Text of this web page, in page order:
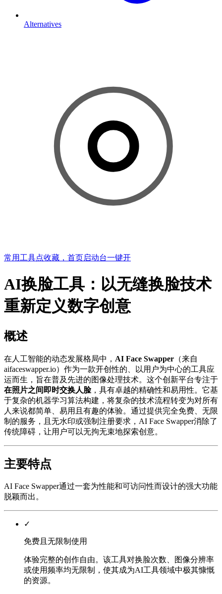
Alternatives
常用工具点收藏，首页启动台一键开
AI换脸工具：以无缝换脸技术
重新定义数字创意
概述
在人工智能的动态发展格局中， AI Face Swapper （来自
aifaceswapper.io）作为一款开创性的、以用户为中心的工具应
运而生，旨在普及先进的图像处理技术。这个创新平台专注于
在照片之间即时交换人脸，具有卓越的精确性和易用性。它基
于复杂的机器学习算法构建，将复杂的技术流程转变为对所有
人来说都简单、易用且有趣的体验。通过提供完全免费、无限
制的服务，且无水印或强制注册要求，AI Face Swapper消除了
传统障碍，让用户可以无拘无束地探索创意。
主要特点
AI Face Swapper通过一套为性能和可访问性而设计的强大功能
脱颖而出。
✓
免费且无限制使用
体验完整的创作自由。该工具对换脸次数、图像分辨率
或使用频率均无限制，使其成为AI工具领域中极其慷慨
的资源。